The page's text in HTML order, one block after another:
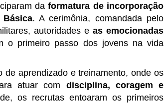
daformatura de incorporação
. A cerimônia, comandada pelo
autoridades e as emocionadas
o primeiro passo dos jovens na vida
aprendizado e treinamento, onde os
atuar com disciplina, coragem e
os recrutas entoaram os primeiros